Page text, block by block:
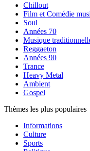
Chillout
Film et Comédie
Soul
Années 70
Musique
Reggaeton
Années 90
Trance
Heavy Metal
Ambient
Gospel
Thèmes les plus populaires
Informations
Culture
Sports